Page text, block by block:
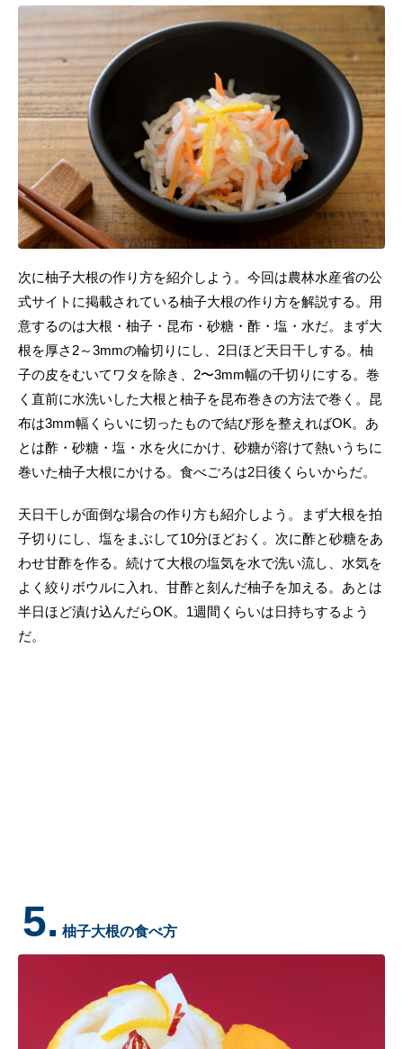
次に柚子大根の作り方を紹介しよう。今回は農林水産省の公
式サイトに掲載されている柚子大根の作り方を解説する。用
意するのは大根・柚子・昆布・砂糖・酢・塩・水だ。まず大
根を厚さ2～3mmの輪切りにし、2日ほど天日干しする。柚
子の皮をむいてワタを除き、2〜3mm幅の千切りにする。巻
く直前に水洗いした大根と柚子を昆布巻きの方法で巻く。昆
布は3mm幅くらいに切ったもので結び形を整えればOK。あ
とは酢・砂糖・塩・水を火にかけ、砂糖が溶けて熱いうちに
巻いた柚子大根にかける。食べごろは2日後くらいからだ。
天日干しが面倒な場合の作り方も紹介しよう。まず大根を拍
子切りにし、塩をまぶして10分ほどおく。次に酢と砂糖をあ
わせ甘酢を作る。続けて大根の塩気を水で洗い流し、水気を
よく絞りボウルに入れ、甘酢と刻んだ柚子を加える。あとは
半日ほど漬け込んだらOK。1週間くらいは日持ちするよう
だ。
5. 柚子大根の食べ方